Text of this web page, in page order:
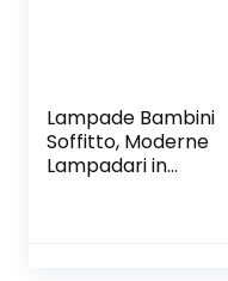
Lampade Bambini
Soffitto, Moderne
Lampadari in